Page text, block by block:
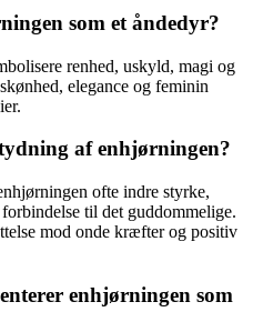
som et åndedyr?
renhed, uskyld, magi og
elegance og feminin
af enhjørningen?
ofte indre styrke,
til det guddommelige.
mod onde kræfter og positiv
enhjørningen som